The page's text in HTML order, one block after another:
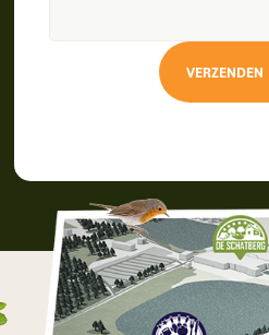
VERZENDEN